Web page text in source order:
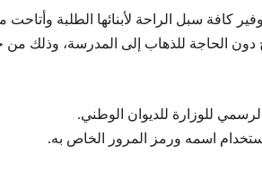
كافة سبل الراحة لأبنائها الطلبة
دون الحاجة للذهاب إلى المدرسة، وذلك من
للوزارة للديوان الوطني.
اسمه ورمز المرور الخاص به.